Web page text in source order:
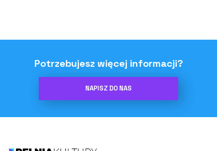
Potrzebujesz więcej informacji?
NAPISZ DO NAS